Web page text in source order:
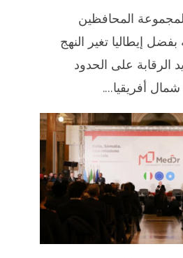
المحافظين
بفضل إيطاليا تغير النهج
الرقابة على الحدود
أفريقيا....